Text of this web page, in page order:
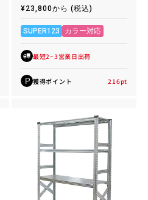
通
価
格
¥23,800から (税込)
SUPER123 カラー対応
最短2~3営業日出荷
P 獲得ポイント 216pt